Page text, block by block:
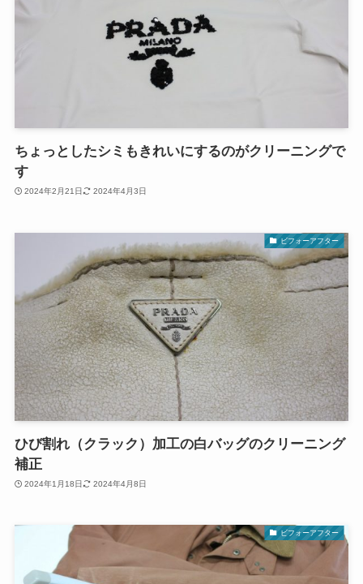
ちょっとしたシミもきれいにするのがクリーニングで
す
2024年2月21日 2024年4月3日
ビフォーアフター
ひび割れ（クラック）加工の白バッグのクリーニング
補正
2024年1月18日 2024年4月8日
ビフォーアフター